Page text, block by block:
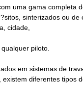
uma gama completa
sinterizados ou
cidade,
piloto.
em sistemas de
diferentes tipos